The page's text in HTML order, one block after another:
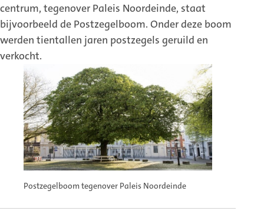
centrum, tegenover Paleis Noordeinde, staat
bijvoorbeeld de Postzegelboom. Onder deze boom
werden tientallen jaren postzegels geruild en
verkocht.
Postzegelboom tegenover Paleis Noordeinde